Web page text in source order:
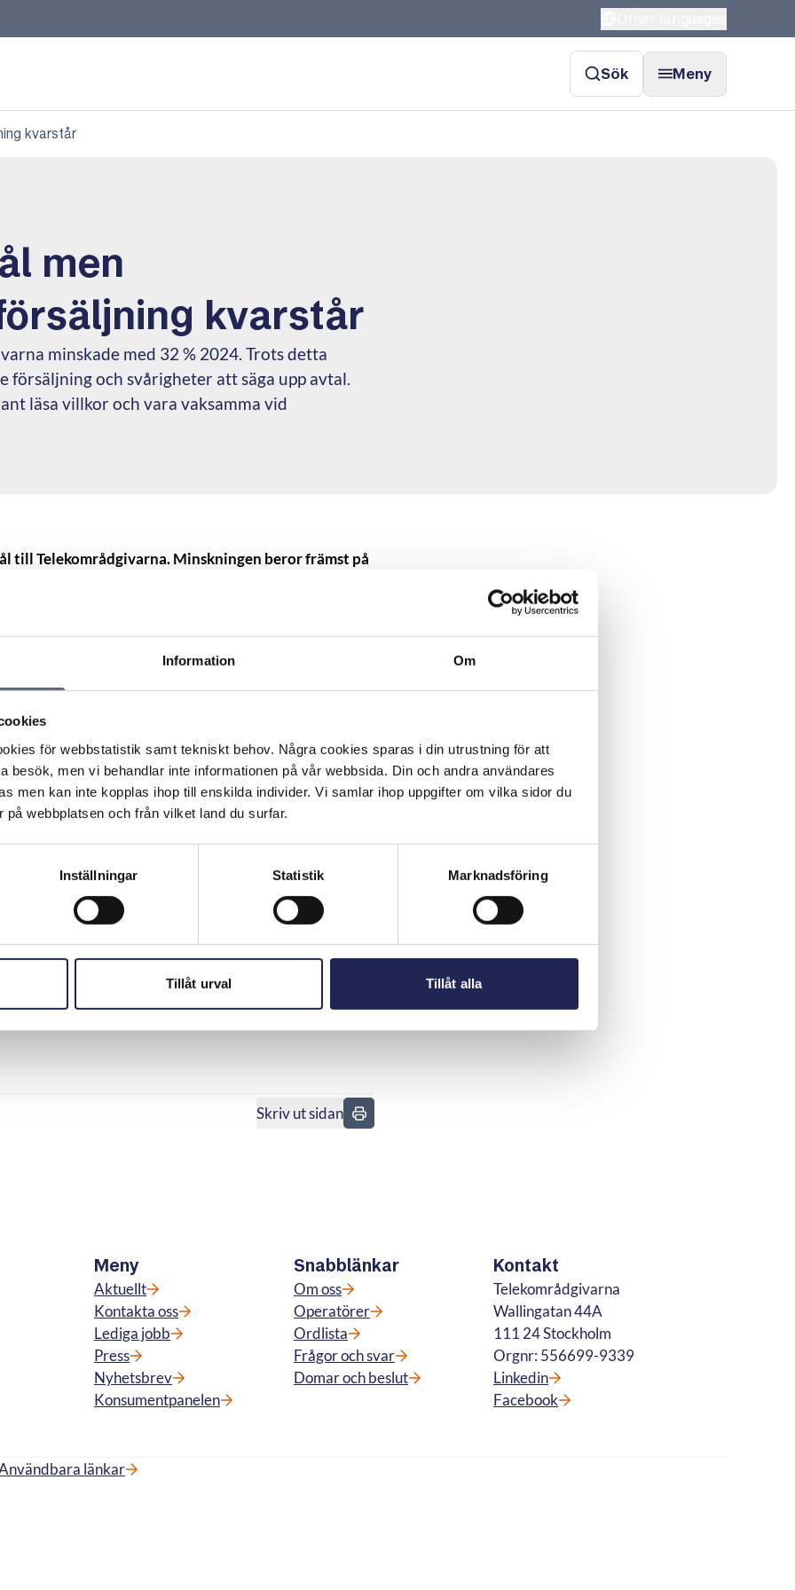
Information Om
för webbstatistik samt tekniskt behov. Några cookies sparas i din utrustning för att
besök, men vi behandlar inte informationen på vår webbsida. Din och andra användares
men kan inte kopplas ihop till enskilda individer. Vi samlar ihop uppgifter om vilka sidor du
på webbplatsen och från vilket land du surfar.
Inställningar Statistik Marknadsföring
Tillåt urval Tillåt alla
Sök Meny
kvarstår
men
kvarstår
minskade med 32 % 2024. Trots detta
försäljning och svårigheter att säga upp avtal.
läsa villkor och vara vaksamma vid
till Telekområdgivarna. Minskningen beror främst på
har lett till färre klagomål inom det området.
kvar i branschen. Det vanligaste klagomålet
kund hos en operatör utan att ha gett sitt godkännande,
och ger intryck av att de representerar
i själva verket handlar om ett annat bolag. Man litar
utan upptäcker att det är fel först när
säger Camilla Brogren, Kommunikationsansvarig
har svårt att säga upp sina avtal.
att muntliga uppsägningar inte registreras, eller att
försvårar uppsägningar för exempelvis gode män och
både via telefon och i butik
att vara extra noggranna när de tecknar avtal och att
Många tror också felaktigt att det finns en ångerrätt
Telekområdgivarna
Skriv ut sidan
Meny
Aktuellt
Kontakta oss
Lediga jobb
Press
Nyhetsbrev
Konsumentpanelen
Snabblänkar
Om oss
Operatörer
Ordlista
Frågor och svar
Domar och beslut
Kontakt
Telekområdgivarna
Wallingatan 44A
111 24 Stockholm
Orgnr: 556699-9339
Linkedin
Facebook
länkar